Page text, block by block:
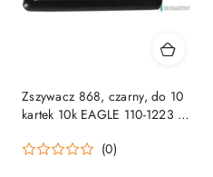
Zszywacz 868, czarny, do 10
kartek 10k EAGLE 110-1223 na
(0)